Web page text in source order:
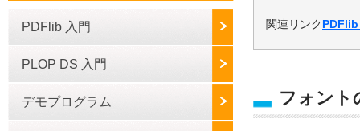
PDFlib 入門
PLOP DS 入門
デモプログラム
関連リンク
フォント